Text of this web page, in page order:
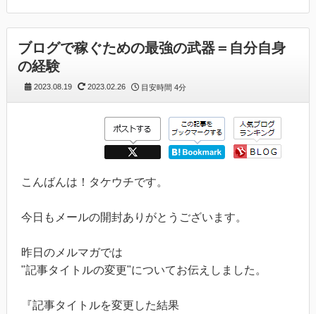
ブログで稼ぐための最強の武器＝自分自身
の経験
2023.08.19 2023.02.26 目安時間 4分
こんばんは！タケウチです。
今日もメールの開封ありがとうございます。
昨日のメルマガでは
"記事タイトルの変更"についてお伝えしました。
『記事タイトルを変更した結果